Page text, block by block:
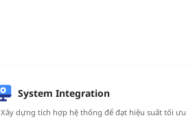
System Integration
Xây dựng tích hợp hệ thống để đạt hiệu suất tối ưu